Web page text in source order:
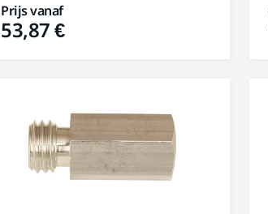
Prijs vanaf
53,87 €